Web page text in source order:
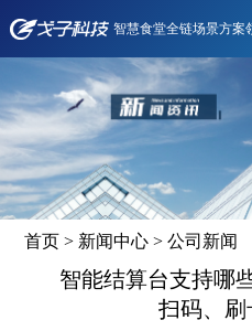
智慧食堂全链场景方案
首页 > 新闻中心 >公司新闻
智能结算台支持哪
扫码、